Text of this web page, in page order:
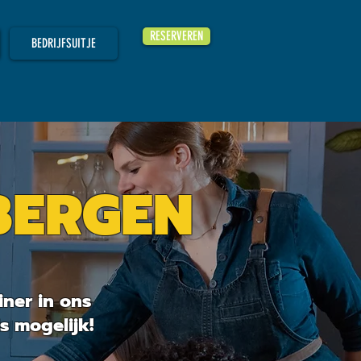
BEDRIJFSUITJE RESERVEREN
in ons
mogelijk!